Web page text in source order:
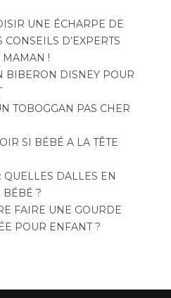
UNE ÉCHARPE DE
CONSEILS D’EXPERTS
MAMAN !
BIBERON DISNEY POUR
TOBOGGAN PAS CHER
SI BÉBÉ A LA TÊTE
DALLES EN
BÉBÉ ?
FAIRE UNE GOURDE
POUR ENFANT ?